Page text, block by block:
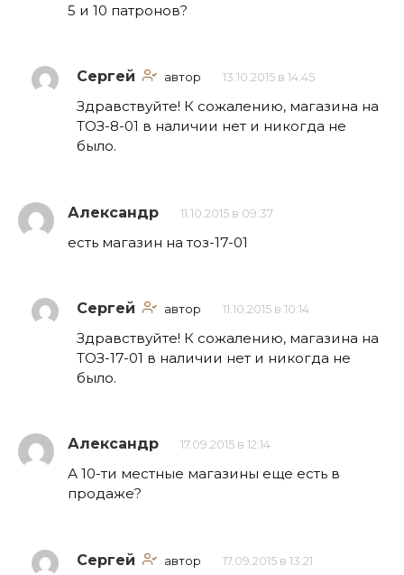
5 и 10 патронов?
Сергей автор 13.10.2015 в 14:45
Здравствуйте! К сожалению, магазина на
ТОЗ-8-01 в наличии нет и никогда не
было.
Александр 11.10.2015 в 09:37
есть магазин на тоз-17-01
Сергей автор 11.10.2015 в 10:14
Здравствуйте! К сожалению, магазина на
ТОЗ-17-01 в наличии нет и никогда не
было.
Александр 17.09.2015 в 12:14
А 10-ти местные магазины еще есть в
продаже?
Сергей автор 17.09.2015 в 13:21